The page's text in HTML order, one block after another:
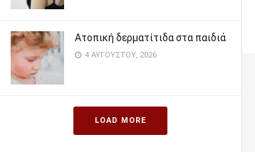
Ατοπική δερματίτιδα στα παιδιά
4 ΑΥΓΟΎΣΤΟΥ, 2026
LOAD MORE